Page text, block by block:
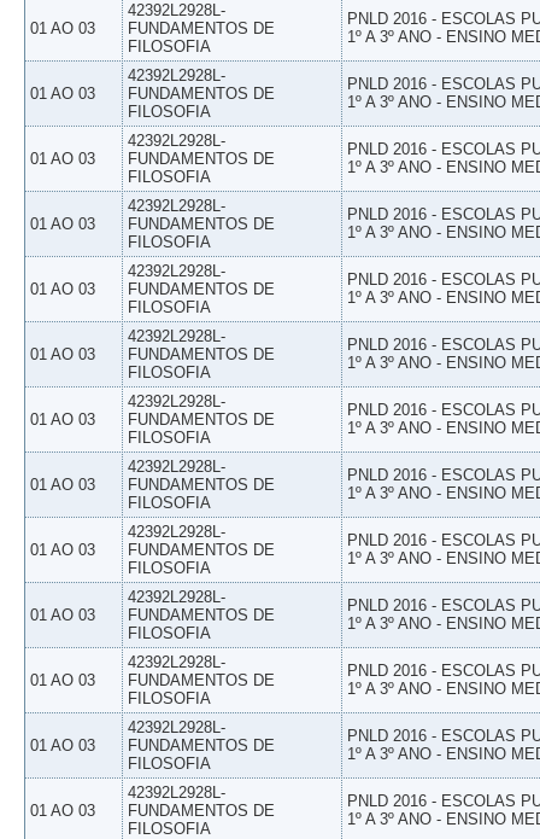
01 AO 03
42392L2928L-
FUNDAMENTOS DE
FILOSOFIA
PNLD 2016 - ESCOLAS
1º A 3º ANO - ENSINO
01 AO 03
42392L2928L-
FUNDAMENTOS DE
FILOSOFIA
PNLD 2016 - ESCOLAS
1º A 3º ANO - ENSINO
01 AO 03
42392L2928L-
FUNDAMENTOS DE
FILOSOFIA
PNLD 2016 - ESCOLAS
1º A 3º ANO - ENSINO
01 AO 03
42392L2928L-
FUNDAMENTOS DE
FILOSOFIA
PNLD 2016 - ESCOLAS
1º A 3º ANO - ENSINO
01 AO 03
42392L2928L-
FUNDAMENTOS DE
FILOSOFIA
PNLD 2016 - ESCOLAS
1º A 3º ANO - ENSINO
01 AO 03
42392L2928L-
FUNDAMENTOS DE
FILOSOFIA
PNLD 2016 - ESCOLAS
1º A 3º ANO - ENSINO
01 AO 03
42392L2928L-
FUNDAMENTOS DE
FILOSOFIA
PNLD 2016 - ESCOLAS
1º A 3º ANO - ENSINO
01 AO 03
42392L2928L-
FUNDAMENTOS DE
FILOSOFIA
PNLD 2016 - ESCOLAS
1º A 3º ANO - ENSINO
01 AO 03
42392L2928L-
FUNDAMENTOS DE
FILOSOFIA
PNLD 2016 - ESCOLAS
1º A 3º ANO - ENSINO
01 AO 03
42392L2928L-
FUNDAMENTOS DE
FILOSOFIA
PNLD 2016 - ESCOLAS
1º A 3º ANO - ENSINO
01 AO 03
42392L2928L-
FUNDAMENTOS DE
FILOSOFIA
PNLD 2016 - ESCOLAS
1º A 3º ANO - ENSINO
01 AO 03
42392L2928L-
FUNDAMENTOS DE
FILOSOFIA
PNLD 2016 - ESCOLAS
1º A 3º ANO - ENSINO
01 AO 03
42392L2928L-
FUNDAMENTOS DE
FILOSOFIA
PNLD 2016 - ESCOLAS
1º A 3º ANO - ENSINO